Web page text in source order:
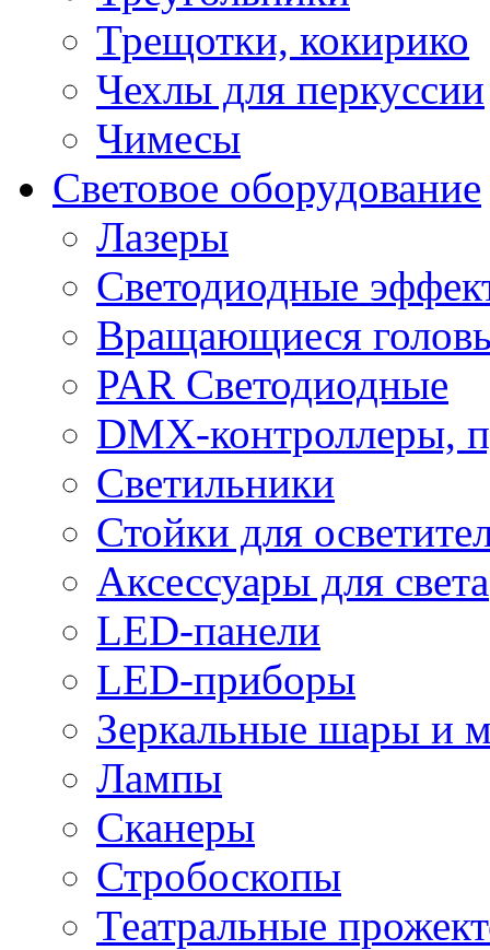
Трещотки, кокирико
Чехлы для перкуссии
Чимесы
Световое оборудование
Лазеры
Светодиодные
Вращающиеся
PAR Светодиодные
DMX-контроллеры,
Светильники
Стойки для
Аксессуары для света
LED-панели
LED-приборы
Зеркальные шары и
Лампы
Сканеры
Стробоскопы
Театральные